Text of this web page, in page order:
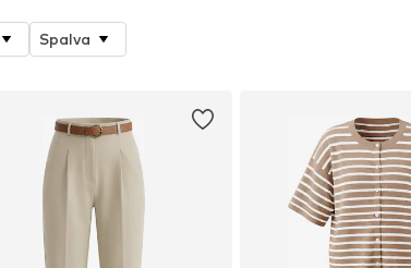
Spalva